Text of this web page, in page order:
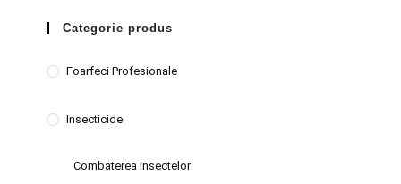
Categorie produs
Foarfeci Profesionale
Insecticide
Combaterea insectelor